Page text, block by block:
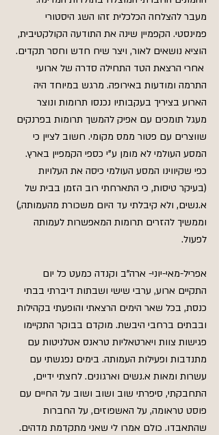
מעבר להצלחה הכלכלית זהו השג היסטורי
פמינסטי. הקפמיין שינה את התודעה הקולקטיבית,
הוציא נושאים לאור, ויצר שיח חדש וחסר תקדים.
אחרי הרצאת הטד התחילה סדרה של ארועי
התרמה ומודעות באירופה. מרגש במיוחד היה
הארוע בציריך בעקבותיו נכנסו תרומות ונוצר
מעגל תומכים עם אפיק להמשך תרומות בפרנקים
שווצרים עם פטור ממס מקומי. חשוב לציין כי
המסע העולמי לא מומן ע"י כספי הקמפיין בארץ.
כפי שקיווינו המסע העולמי כיסה את העלויות
(בעיקר טיסות, כי התארחתי רוב הזמן בבית של
א.נשים, ולא קיבלתי עד היום משכורת מהעמותה,)
וממשיך להזרים תרומות המאפשרות לעמותה
לפעול.
אפריל-מאי-יוני- ארה"ב וקנדה כמעט כל יום
התקיים ארוע, ערבי שישי ושבתות דיברתי בבתי
כנסת, בכל שאר הימים הרצאתי והופעתי בקהילות
ובבתים ברחבי היבשת. מוקדם בבוקר התקיימו
פגישות צוות ויארטאליות טראנס אטלניטות עם
מתנדבות ופעילות העמותה. בימים נפגשתי עם
עשרות ומאות א.נשים וארגונים. לחצתי ידיים,
התחבקתי, סיפרתי שוב ושוב ושוב על החיים עם
פוסט טראומה, על האשפוזים, על החברות
שהתאבדו. כולם אמרו לי שאני מתקדמת מדהים.